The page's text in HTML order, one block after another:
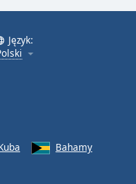
Język:
Bahamy